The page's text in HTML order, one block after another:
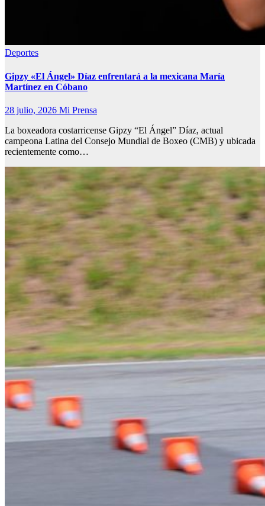
Deportes
Gipzy «El Ángel» Díaz enfrentará a la mexicana María
Martínez en Cóbano
28 julio, 2026 Mi Prensa
La boxeadora costarricense Gipzy “El Ángel” Díaz, actual
campeona Latina del Consejo Mundial de Boxeo (CMB) y ubicada
recientemente como…